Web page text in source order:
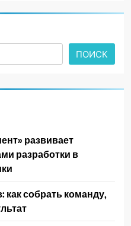
ПОИСК
развивает
разработки в
как собрать команду,